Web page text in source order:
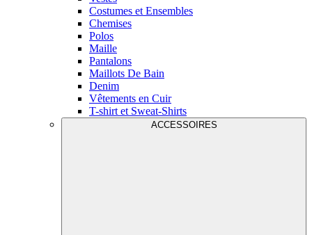
Costumes et Ensembles
Chemises
Polos
Maille
Pantalons
Maillots De Bain
Denim
Vêtements en Cuir
T-shirt et Sweat-Shirts
ACCESSOIRES